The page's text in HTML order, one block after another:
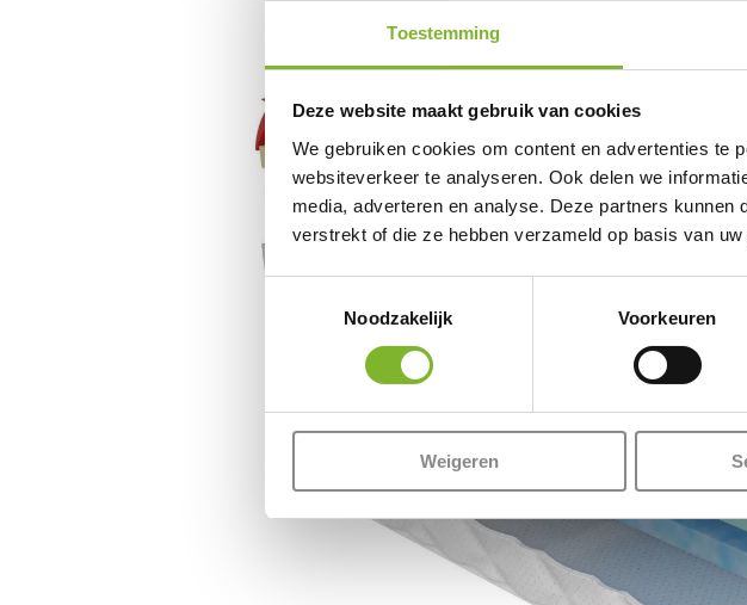
Toestemming
Deze website maakt gebruik van cookies
We gebruiken cookies om content en advertenties te
websiteverkeer te analyseren. Ook delen we
media, adverteren en analyse. Deze partners
verstrekt of die ze hebben verzameld op basis van
Noodzakelijk
Voorkeuren
Weigeren